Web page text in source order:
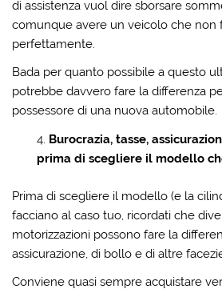
di assistenza vuol dire sborsare
comunque avere un veicolo che non
perfettamente.
Bada per quanto possibile a questo
potrebbe davvero fare la differenza
possessore di una nuova automobile.
Burocrazia, tasse,
prima di scegliere il modello
Prima di scegliere il modello (e la
facciano al caso tuo, ricordati che
motorizzazioni possono fare la
assicurazione, di bollo e di altre
Conviene quasi sempre acquistare